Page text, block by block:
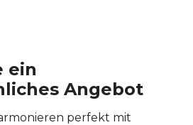
ein
Angebot
perfekt mit